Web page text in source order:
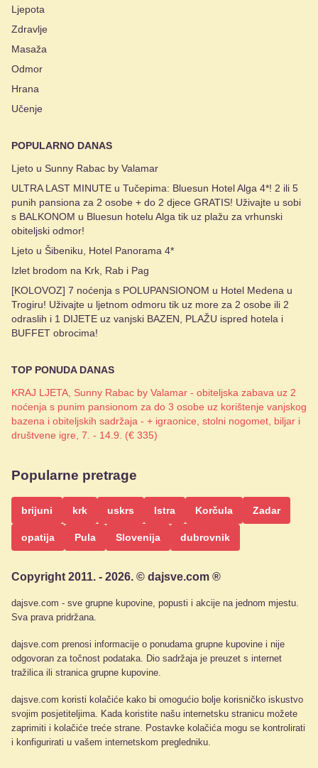
Ljepota
Zdravlje
Masaža
Odmor
Hrana
Učenje
POPULARNO DANAS
Ljeto u Sunny Rabac by Valamar
ULTRA LAST MINUTE u Tučepima: Bluesun Hotel Alga 4*! 2 ili 5
punih pansiona za 2 osobe + do 2 djece GRATIS! Uživajte u sobi
s BALKONOM u Bluesun hotelu Alga tik uz plažu za vrhunski
obiteljski odmor!
Ljeto u Šibeniku, Hotel Panorama 4*
Izlet brodom na Krk, Rab i Pag
[KOLOVOZ] 7 noćenja s POLUPANSIONOM u Hotel Medena u
Trogiru! Uživajte u ljetnom odmoru tik uz more za 2 osobe ili 2
odraslih i 1 DIJETE uz vanjski BAZEN, PLAŽU ispred hotela i
BUFFET obrocima!
TOP PONUDA DANAS
KRAJ LJETA, Sunny Rabac by Valamar - obiteljska zabava uz 2
noćenja s punim pansionom za do 3 osobe uz korištenje vanjskog
bazena i obiteljskih sadržaja - + igraonice, stolni nogomet, biljar i
društvene igre, 7. - 14.9. (€ 335)
Popularne pretrage
brijuni krk uskrs Istra Korčula Zadar
opatija Pula Slovenija dubrovnik
Copyright 2011. - 2026. © dajsve.com ®
dajsve.com - sve grupne kupovine, popusti i akcije na jednom mjestu.
Sva prava pridržana.
dajsve.com prenosi informacije o ponudama grupne kupovine i nije
odgovoran za točnost podataka. Dio sadržaja je preuzet s internet
tražilica ili stranica grupne kupovine.
dajsve.com koristi kolačiće kako bi omogućio bolje korisničko iskustvo
svojim posjetiteljima. Kada koristite našu internetsku stranicu možete
zaprimiti i kolačiće treće strane. Postavke kolačića mogu se kontrolirati
i konfigurirati u vašem internetskom pregledniku.